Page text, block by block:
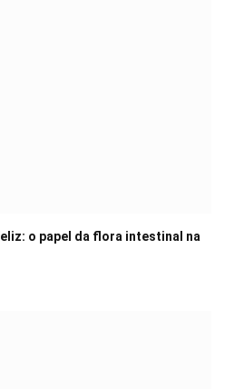
o papel da flora intestinal na